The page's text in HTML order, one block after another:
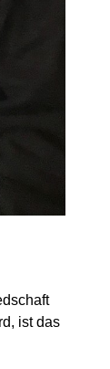
ist das